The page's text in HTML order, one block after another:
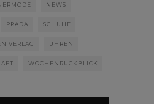
NEWS
PRADA SCHUHE
VERLAG UHREN
WOCHENRÜCKBLICK